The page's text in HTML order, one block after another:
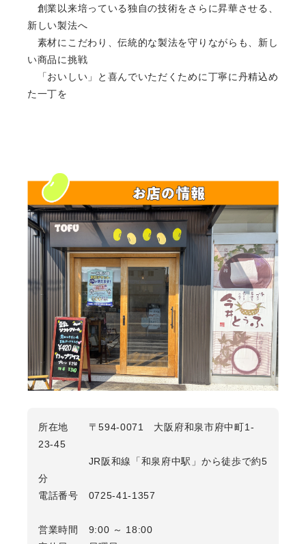
創業以来培っている独自の技術をさらに昇華させる、
新しい製法へ
素材にこだわり、伝統的な製法を守りながらも、新し
い商品に挑戦
「おいしい」と喜んでいただくために丁寧に丹精込め
た一丁を
所在地 〒594-0071 大阪府和泉市府中町1-
23-45
JR阪和線「和泉府中駅」から徒歩で約5
分
電話番号 0725-41-1357
営業時間 9:00 ～ 18:00